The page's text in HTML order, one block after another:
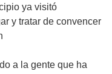
ya visitó
y tratar de convencer
a la gente que ha